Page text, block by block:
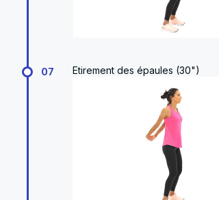
07 Etirement des épaules (30")